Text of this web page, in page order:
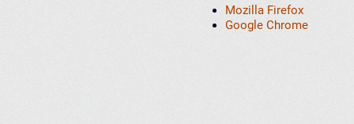
Mozilla Firefox
Google Chrome